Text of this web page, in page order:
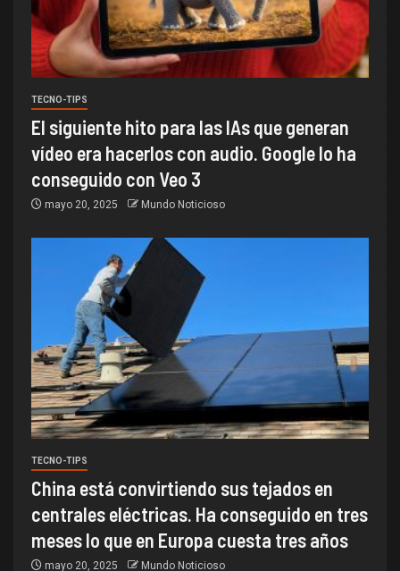
TECNO-TIPS
El siguiente hito para las IAs que generan
vídeo era hacerlos con audio. Google lo ha
conseguido con Veo 3
mayo 20, 2025 Mundo Noticioso
TECNO-TIPS
China está convirtiendo sus tejados en
centrales eléctricas. Ha conseguido en tres
meses lo que en Europa cuesta tres años
mayo 20, 2025 Mundo Noticioso